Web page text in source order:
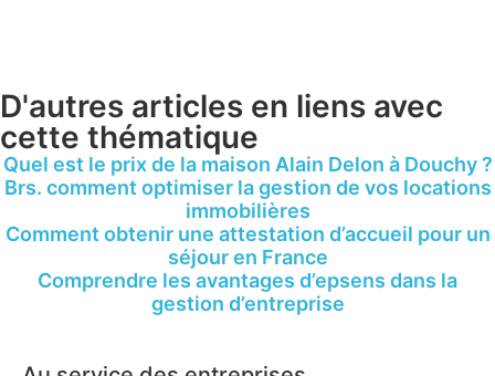
D'autres articles en liens avec
cette thématique
Quel est le prix de la maison Alain Delon à Douchy ?
Brs. comment optimiser la gestion de vos locations
immobilières
Comment obtenir une attestation d’accueil pour un
séjour en France
Comprendre les avantages d’epsens dans la
gestion d’entreprise